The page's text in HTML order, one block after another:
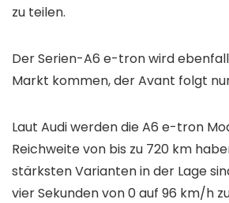
zu teilen.
Der Serien-A6 e-tron wird
Markt kommen, der Avant folgt
Laut Audi werden die A6 e-tron
Reichweite von bis zu 720 km
stärksten Varianten in der Lage
vier Sekunden von 0 auf 96 km/h